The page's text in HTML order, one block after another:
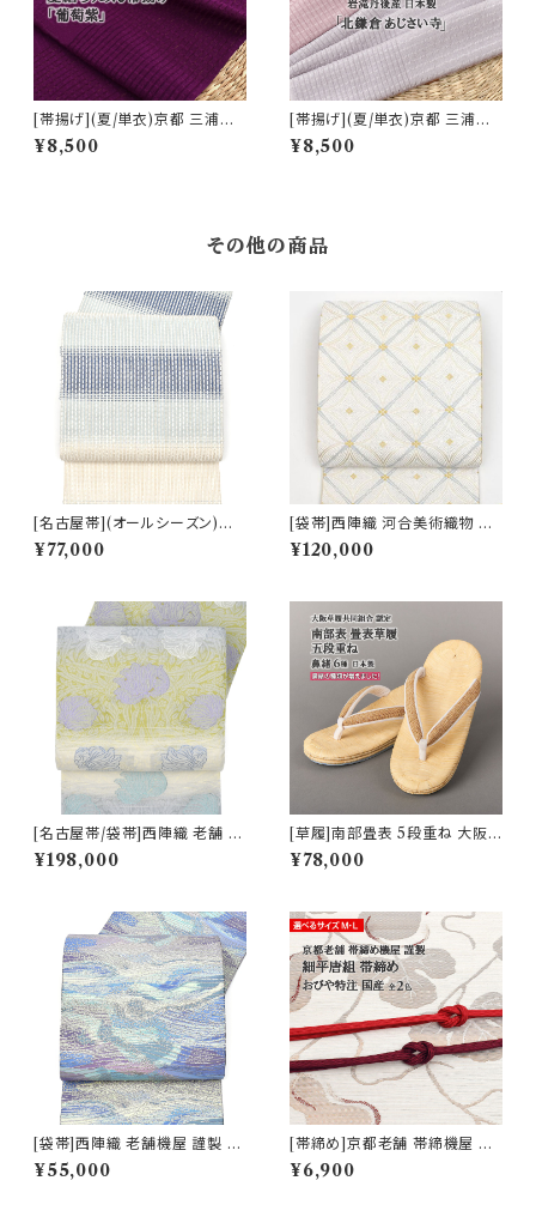
[帯揚げ](夏/単衣)京都 三浦清
商店 謹製 『葡萄紫』ちりめん 丹
後産 正絹 (商品番号:15155)
¥8,500
[帯揚げ](夏/単衣)京都 三浦清
商店 謹製『北鎌倉 あじさい寺』
岩滝丹後ちりめん(商品番号:20
¥8,500
その他の商品
[名古屋帯](オールシーズン)米
沢 近賢織物 謹製 蜃気楼 オー
ロラ 八寸帯 絹×和紙 日本製(商
¥77,000
[袋帯]西陣織 河合美術織物 謹
製 唐織り 能寿七宝菱松文(銀ベ
ース)正絹 日本製(商品番号:19
¥120,000
[名古屋帯/袋帯]西陣織 老舗 京
藝 謹製 ヴィクトリア・デザイン
天然石糸 子猫鍵しっぽ 九寸帯
¥198,000
[草履]南部畳表 5段重ね 大阪
草履共同組合 認定 日本製(商
品番号:14901)
¥78,000
[袋帯]西陣織 老舗機屋 謹製 金
華山織 正絹 日本製(商品番号:2
2460)
¥55,000
[帯締め]京都老舗 帯締機屋 謹
製 7mmスリム 細平唐組『紅２
色』正絹 日本製 (商品番号:144
¥6,900